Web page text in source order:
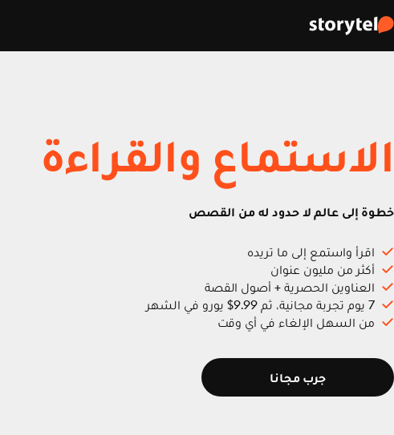
الاستماع والقراءة
خطوة إلى عالم لا حدود له من القصص
اقرأ واستمع إلى ما تريده
أكثر من مليون عنوان
العناوين الحصرية + أصول القصة
7 يوم تجربة مجانية، ثم 9.99$ يورو في الشهر
من السهل الإلغاء في أي وقت
جرب مجانا